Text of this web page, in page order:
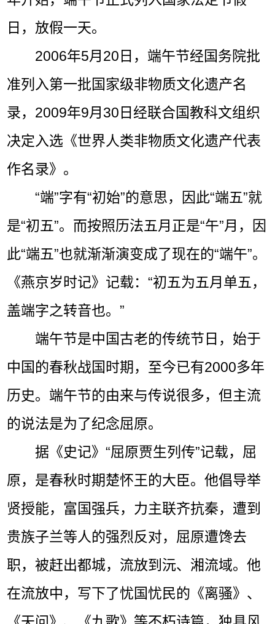
日，放假一天。
2006年5月20日，端午节经国务院批
准列入第一批国家级非物质文化遗产名
录，2009年9月30日经联合国教科文组织
决定入选《世界人类非物质文化遗产代表
作名录》。
“端”字有“初始”的意思，因此“端五”就
是“初五”。而按照历法五月正是“午”月，因
此“端五”也就渐渐演变成了现在的“端午”。
《燕京岁时记》记载：“初五为五月单五，
盖端字之转音也。”
端午节是中国古老的传统节日，始于
中国的春秋战国时期，至今已有2000多年
历史。端午节的由来与传说很多，但主流
的说法是为了纪念屈原。
据《史记》“屈原贾生列传”记载，屈
原，是春秋时期楚怀王的大臣。他倡导举
贤授能，富国强兵，力主联齐抗秦，遭到
贵族子兰等人的强烈反对，屈原遭馋去
职，被赶出都城，流放到沅、湘流域。他
在流放中，写下了忧国忧民的《离骚》、